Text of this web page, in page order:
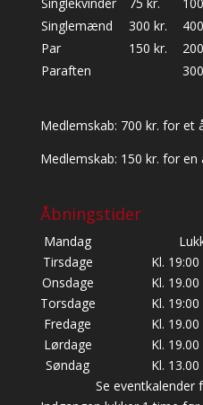
Singlemænd
300 kr.
Par
150 kr.
Paraften
Medlemskab: 700 kr. for et
Medlemskab: 150 kr. for en
Åbningstider
Mandag
Tirsdage
Kl.
Onsdage
Kl.
Torsdage
Kl.
Fredage
Kl.
Lørdage
Kl.
Søndag
Kl.
Se eventkalender